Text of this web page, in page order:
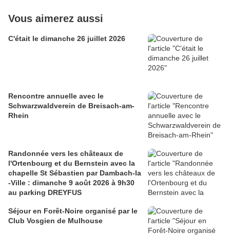
Vous aimerez aussi
C'était le dimanche 26 juillet 2026
Rencontre annuelle avec le
Schwarzwaldverein de Breisach-am-
Rhein
Randonnée vers les châteaux de
l'Ortenbourg et du Bernstein avec la
chapelle St Sébastien par Dambach-la
-Ville : dimanche 9 août 2026 à 9h30
au parking DREYFUS
Séjour en Forêt-Noire organisé par le
Club Vosgien de Mulhouse